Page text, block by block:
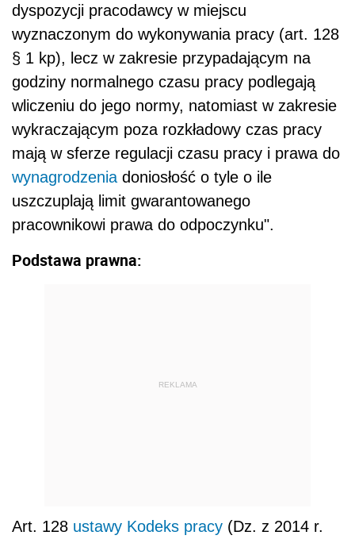
dyspozycji pracodawcy w miejscu
wyznaczonym do wykonywania pracy (art. 128
§ 1 kp), lecz w zakresie przypadającym na
godziny normalnego czasu pracy podlegają
wliczeniu do jego normy, natomiast w zakresie
wykraczającym poza rozkładowy czas pracy
mają w sferze regulacji czasu pracy i prawa do
wynagrodzenia doniosłość o tyle o ile
uszczuplają limit gwarantowanego
pracownikowi prawa do odpoczynku".
Podstawa prawna:
REKLAMA
Art. 128 ustawy Kodeks pracy (Dz. z 2014 r.